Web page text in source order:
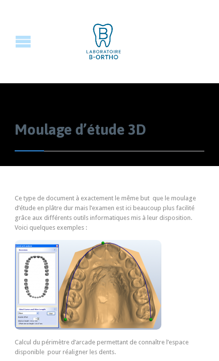
Moulage d’étude 3D
Ce type de document à exactement le même but que le moulage
d’étude en plâtre dur mais l’examen est ici beaucoup plus facilité
grâce aux différents outils informatiques mis à leur disposition.
Voici quelques exemples :
Calcul du périmètre d’arcade permettant de connaître l’espace
disponible pour réaligner les dents.